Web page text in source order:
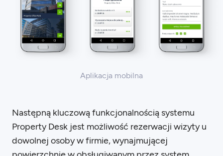
Aplikacja mobilna
Następną kluczową funkcjonalnością systemu
Property Desk jest możliwość rezerwacji wizyty u
dowolnej osoby w firmie, wynajmującej